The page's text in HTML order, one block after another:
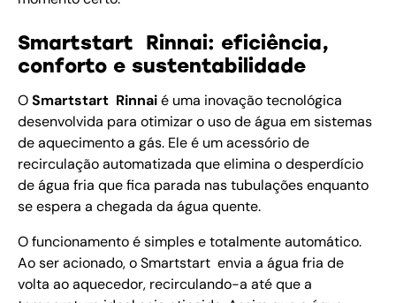
Smartstart Rinnai: eficiência,
conforto e sustentabilidade
OSmartstart Rinnaié uma inovação tecnológica
desenvolvida para otimizar o uso de água em sistemas
de aquecimento a gás. Ele é um acessório de
recirculação automatizada que elimina o desperdício
de água fria que fica parada nas tubulações enquanto
se espera a chegada da água quente.
O funcionamento é simples e totalmente automático.
Ao ser acionado, o Smartstart envia a água fria de
volta ao aquecedor, recirculando-a até que a